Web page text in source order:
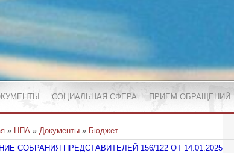
СОЦИАЛЬНАЯ СФЕРА ПРИЕМ ОБРАЩЕНИЙ
» НПА » Документы » Бюджет
СОБРАНИЯ ПРЕДСТАВИТЕЛЕЙ 156/122 ОТ 14.01.2025